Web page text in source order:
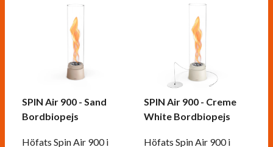
SPIN Air 900 - Sand
Bordbiopejs
Höfats Spin Air 900 i
SPIN Air 900 - Creme
White Bordbiopejs
Höfats Spin Air 900 i